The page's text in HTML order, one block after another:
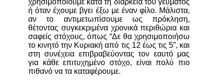
χρησιμοποιούμε κατά τη διάρκεια του γεύματος
ή όταν έχουμε βγει έξω με έναν φίλο. Μάλιστα,
αν το αντιμετωπίσουμε ως πρόκληση,
θέτοντας συγκεκριμένα χρονικά περιθώρια και
σαφείς στόχους, όπως “Δε θα χρησιμοποιήσω
το κινητό την Κυριακή από τις 12 έως τις 5”, και
στη συνέχεια επιβραβεύοντας τον εαυτό μας
για κάθε επιτυχημένο στόχο, είναι πολύ πιο
πιθανό να τα καταφέρουμε.